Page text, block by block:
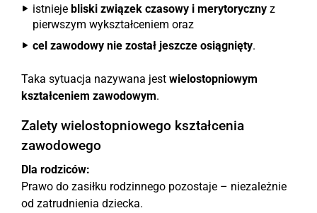
istnieje bliski związek czasowy i merytoryczny z
pierwszym wykształceniem oraz
cel zawodowy nie został jeszcze osiągnięty.
Taka sytuacja nazywana jest wielostopniowym
kształceniem zawodowym.
Zalety wielostopniowego kształcenia
zawodowego
Dla rodziców:
Prawo do zasiłku rodzinnego pozostaje – niezależnie
od zatrudnienia dziecka.